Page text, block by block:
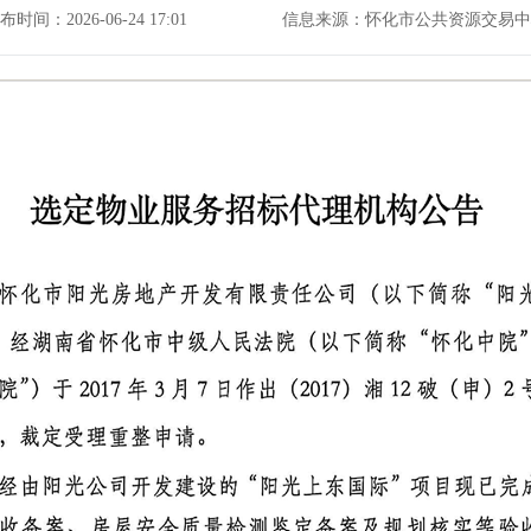
时间：2026-06-24 17:01 信息来源：怀化市公共资源交易